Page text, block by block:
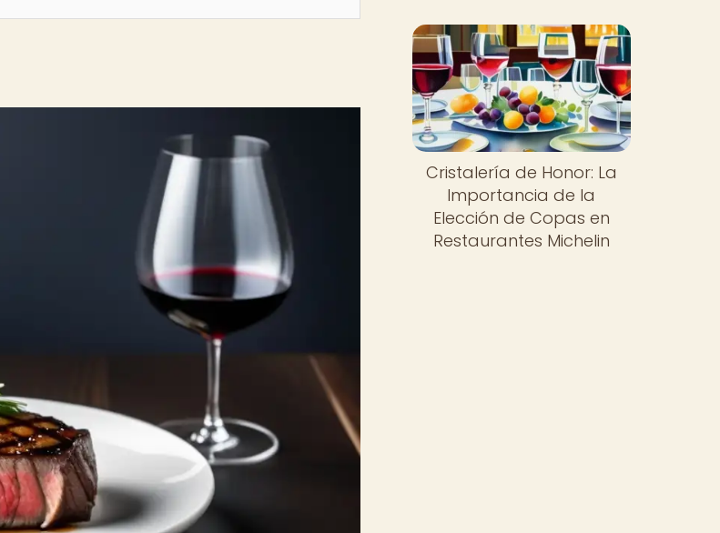
Cristalería de Honor: La
Importancia de la
Elección de Copas en
Restaurantes Michelin